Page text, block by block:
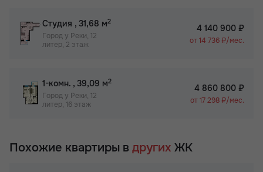
Студия , 31,68 м2
Город у Реки, 12
литер, 2 этаж
4 140 900 ₽
от 14 736 ₽/мес.
1-комн. , 39,09 м2
Город у Реки, 12
литер, 16 этаж
4 860 800 ₽
от 17 298 ₽/мес.
Похожие квартиры в других ЖК